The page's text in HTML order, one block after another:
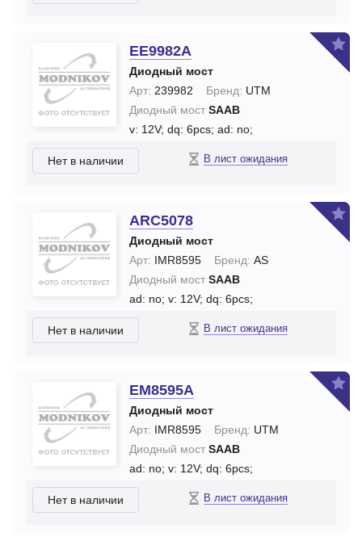
EE9982A
Диодный мост
Арт: 239982 Бренд: UTM
Диодный мост SAAB
v: 12V; dq: 6pcs; ad: no;
Нет в наличии В лист ожидания
ARC5078
Диодный мост
Арт: IMR8595 Бренд: AS
Диодный мост SAAB
ad: no; v: 12V; dq: 6pcs;
Нет в наличии В лист ожидания
EM8595A
Диодный мост
Арт: IMR8595 Бренд: UTM
Диодный мост SAAB
ad: no; v: 12V; dq: 6pcs;
Нет в наличии В лист ожидания